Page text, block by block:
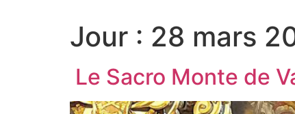
Jour : 28 mars
Le Sacro Monte de